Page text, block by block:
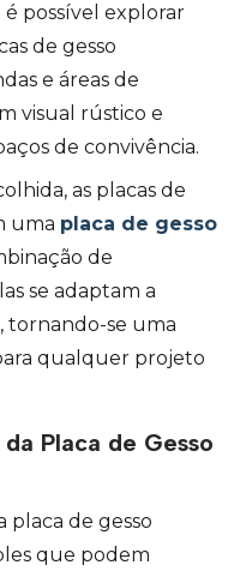
é possível explorar
de gesso
e áreas de
visual rústico e
de convivência.
as placas de
uma placa de gesso
de
se adaptam a
tornando-se uma
qualquer projeto
Placa de Gesso
placa de gesso
que podem